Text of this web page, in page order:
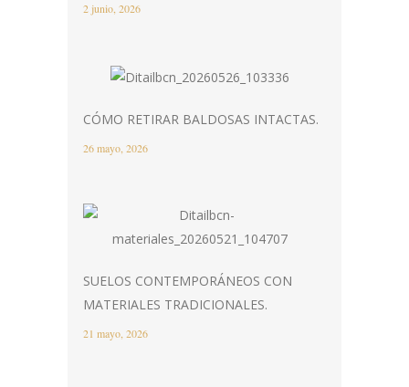
2 junio, 2026
CÓMO RETIRAR BALDOSAS INTACTAS.
26 mayo, 2026
SUELOS CONTEMPORÁNEOS CON
MATERIALES TRADICIONALES.
21 mayo, 2026